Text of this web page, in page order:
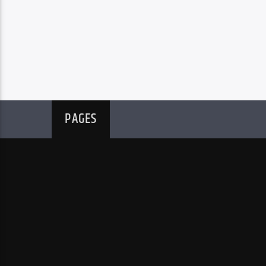
PAGES